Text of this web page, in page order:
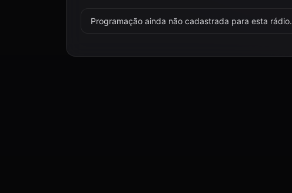
Programação ainda não cadastrada para esta rádio.